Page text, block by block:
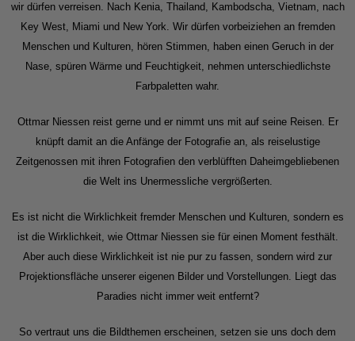
wir dürfen verreisen. Nach Kenia, Thailand, Kambodscha, Vietnam, nach
Key West, Miami und New York. Wir dürfen vorbeiziehen an fremden
Menschen und Kulturen, hören Stimmen, haben einen Geruch in der
Nase, spüren Wärme und Feuchtigkeit, nehmen unterschiedlichste
Farbpaletten wahr.
Ottmar Niessen reist gerne und er nimmt uns mit auf seine Reisen. Er
knüpft damit an die Anfänge der Fotografie an, als reiselustige
Zeitgenossen mit ihren Fotografien den verblüfften Daheimgebliebenen
die Welt ins Unermessliche vergrößerten.
Es ist nicht die Wirklichkeit fremder Menschen und Kulturen, sondern es
ist die Wirklichkeit, wie Ottmar Niessen sie für einen Moment festhält.
Aber auch diese Wirklichkeit ist nie pur zu fassen, sondern wird zur
Projektionsfläche unserer eigenen Bilder und Vorstellungen. Liegt das
Paradies nicht immer weit entfernt?
So vertraut uns die Bildthemen erscheinen, setzen sie uns doch dem